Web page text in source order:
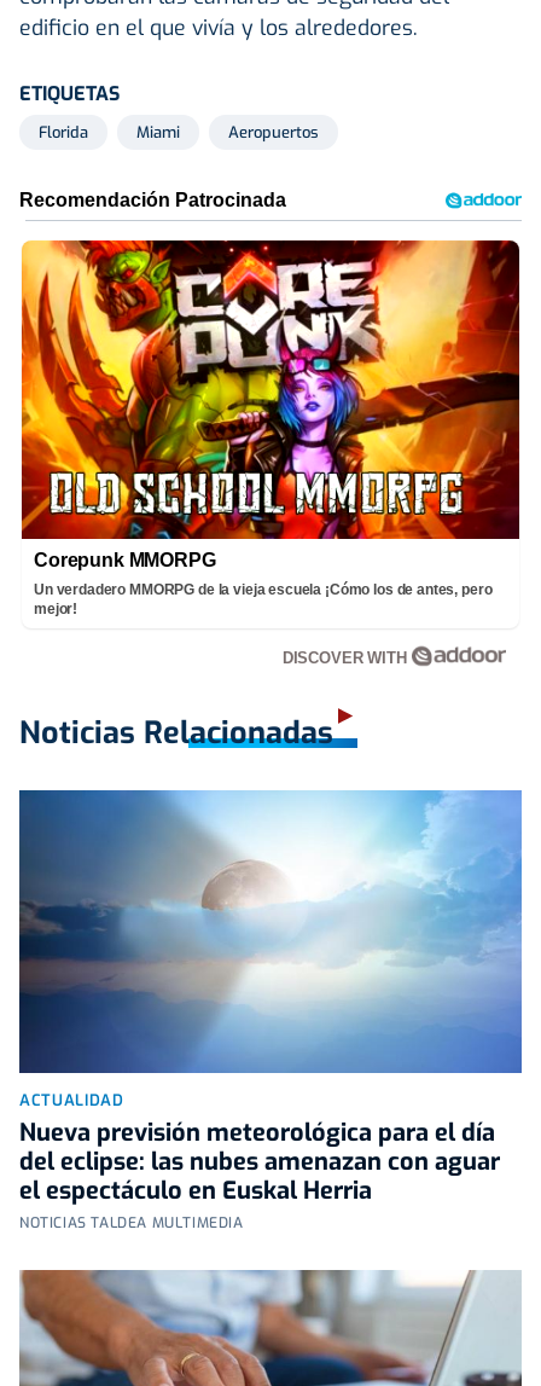
edificio en el que vivía y los alrededores.
ETIQUETAS
Florida Miami Aeropuertos
Corepunk MMORPG
Un verdadero MMORPG de la vieja escuela ¡Cómo los de antes, pero
mejor!
DISCOVER WITH
Noticias Relacionadas
ACTUALIDAD
Nueva previsión meteorológica para el día
del eclipse: las nubes amenazan con aguar
el espectáculo en Euskal Herria
NOTICIAS TALDEA MULTIMEDIA